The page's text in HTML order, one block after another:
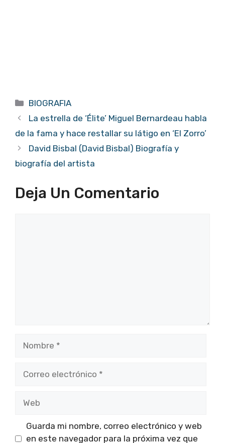
Categorías
BIOGRAFIA
La estrella de ‘Élite’ Miguel Bernardeau habla
de la fama y hace restallar su látigo en ‘El Zorro’
David Bisbal (David Bisbal) Biografía y
biografía del artista
Deja Un Comentario
electrónico
Guarda mi nombre, correo electrónico y web
en este navegador para la próxima vez que